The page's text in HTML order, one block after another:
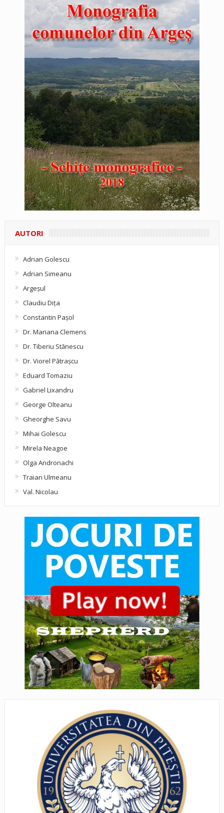
AUTORI
Adrian Golescu
Adrian Simeanu
Argeşul
Claudiu Diţa
Constantin Pașol
Dr. Mariana Clemens
Dr. Tiberiu Stănescu
Dr. Viorel Pătraşcu
Eduard Tomaziu
Gabriel Lixandru
George Olteanu
Gheorghe Savu
Mihai Golescu
Mirela Neagoe
Olga Andronachi
Traian Ulmeanu
Val. Nicolau